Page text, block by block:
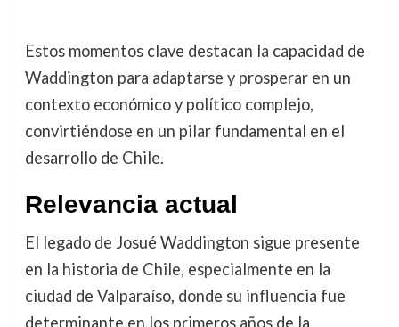
Estos momentos clave destacan la capacidad de
Waddington para adaptarse y prosperar en un
contexto económico y político complejo,
convirtiéndose en un pilar fundamental en el
desarrollo de Chile.
Relevancia actual
El legado de Josué Waddington sigue presente
en la historia de Chile, especialmente en la
ciudad de Valparaíso, donde su influencia fue
determinante en los primeros años de la